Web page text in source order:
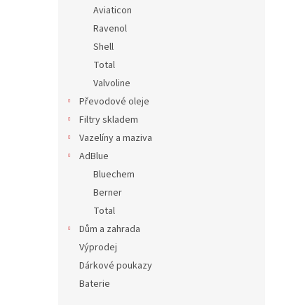
Aviaticon
Ravenol
Shell
Total
Valvoline
Převodové oleje
Filtry skladem
Vazelíny a maziva
AdBlue
Bluechem
Berner
Total
Dům a zahrada
Výprodej
Dárkové poukazy
Baterie